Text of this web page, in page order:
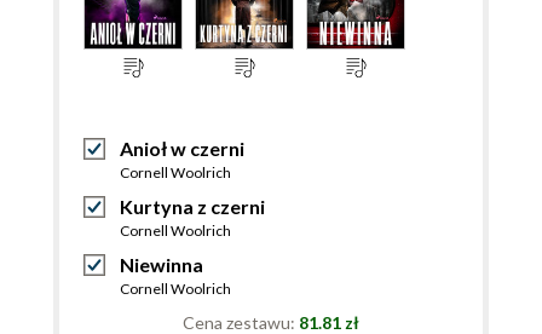
Anioł w czerni
Cornell Woolrich
Kurtyna z czerni
Cornell Woolrich
Niewinna
Cornell Woolrich
Cena zestawu: 81.81 zł